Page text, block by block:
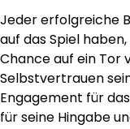
Jeder erfolgreiche
auf das Spiel
Chance auf ein Tor
Selbstvertrauen
Engagement für
für seine Hingabe